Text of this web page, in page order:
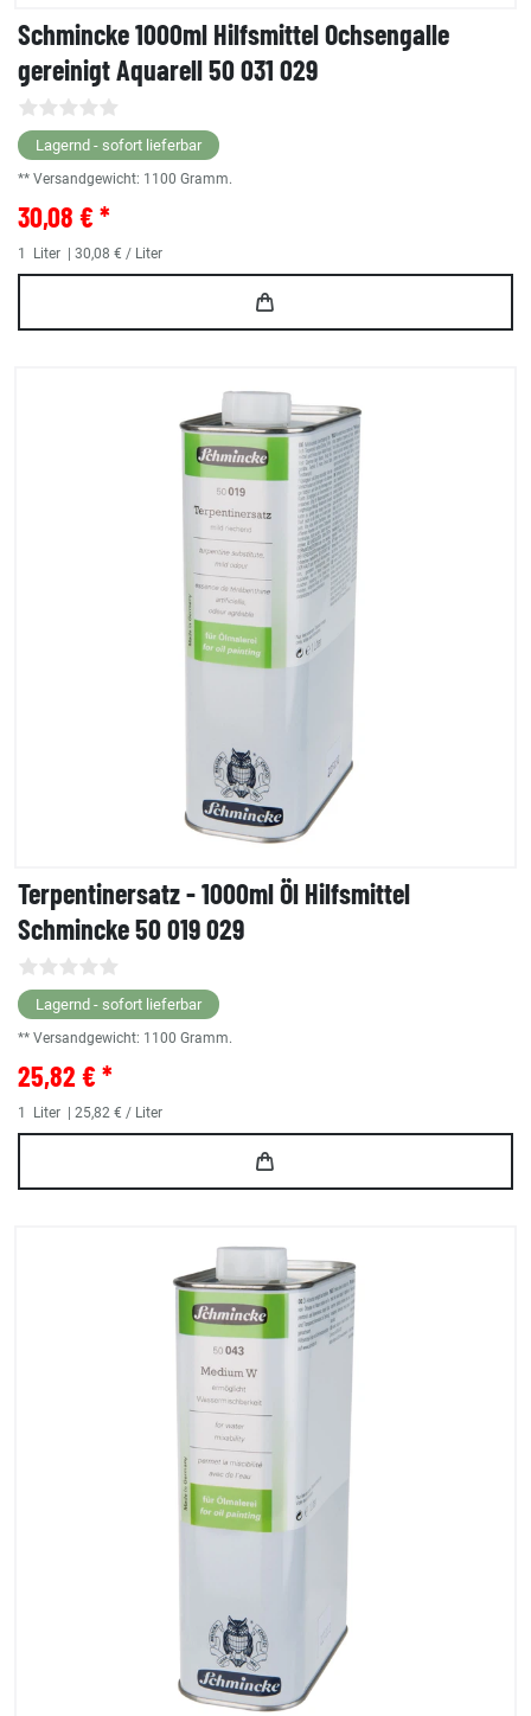
Schmincke 1000ml Hilfsmittel Ochsengalle
gereinigt Aquarell 50 031 029
Lagernd - sofort lieferbar
** Versandgewicht: 1100 Gramm.
30,08 € *
1 Liter | 30,08 € / Liter
Terpentinersatz - 1000ml Öl Hilfsmittel
Schmincke 50 019 029
Lagernd - sofort lieferbar
** Versandgewicht: 1100 Gramm.
25,82 € *
1 Liter | 25,82 € / Liter